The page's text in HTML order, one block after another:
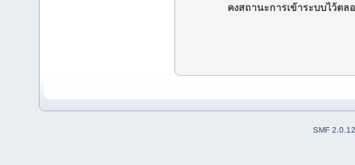
คงสถานะการเข้าระบบไว้ตล
SMF 2.0.12